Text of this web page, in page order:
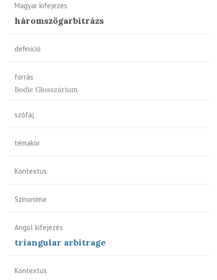
Magyar kifejezés
háromszögarbitrázs
definíció
forrás
Bodie Glosszárium
szófaj
témakör
Kontextus
Szinoníma
Angol kifejezés
triangular arbitrage
Kontextus